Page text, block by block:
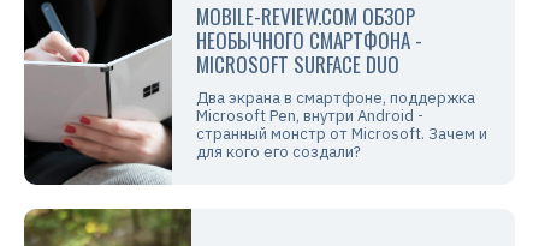
MOBILE-REVIEW.COM ОБЗОР
НЕОБЫЧНОГО СМАРТФОНА -
MICROSOFT SURFACE DUO
Два экрана в смартфоне, поддержка
Microsoft Pen, внутри Android -
странный монстр от Microsoft. Зачем и
для кого его создали?